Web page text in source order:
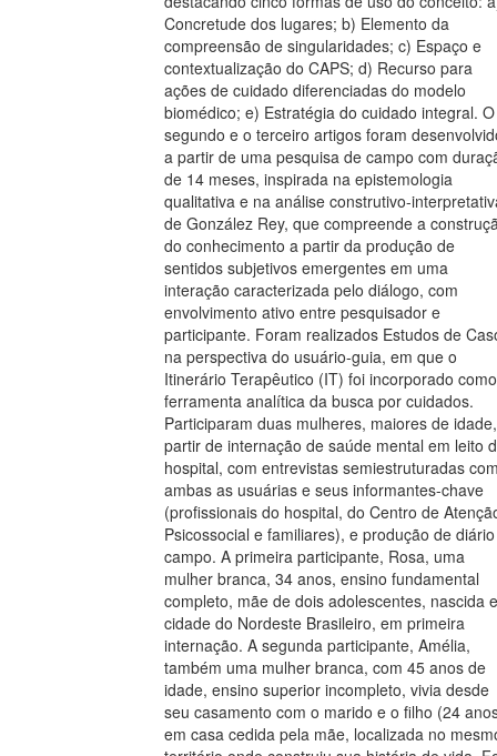
Concretude dos lugares; b) Elemento da
compreensão de singularidades; c) Espaço e
contextualização do CAPS; d) Recurso para
ações de cuidado diferenciadas do modelo
biomédico; e) Estratégia do cuidado integral. O
segundo e o terceiro artigos foram
a partir de uma pesquisa de campo com
de 14 meses, inspirada na epistemologia
qualitativa e na análise construtivo-
de González Rey, que compreende a
do conhecimento a partir da produção de
sentidos subjetivos emergentes em uma
interação caracterizada pelo diálogo, com
envolvimento ativo entre pesquisador e
participante. Foram realizados Estudos de
na perspectiva do usuário-guia, em que o
Itinerário Terapêutico (IT) foi incorporado como
ferramenta analítica da busca por cuidados.
Participaram duas mulheres, maiores de
partir de internação de saúde mental em leito
hospital, com entrevistas semiestruturadas
ambas as usuárias e seus informantes-chave
(profissionais do hospital, do Centro de
Psicossocial e familiares), e produção de
campo. A primeira participante, Rosa, uma
mulher branca, 34 anos, ensino fundamental
completo, mãe de dois adolescentes, nascida
cidade do Nordeste Brasileiro, em primeira
internação. A segunda participante, Amélia,
também uma mulher branca, com 45 anos de
idade, ensino superior incompleto, vivia desde
seu casamento com o marido e o filho (24
em casa cedida pela mãe, localizada no